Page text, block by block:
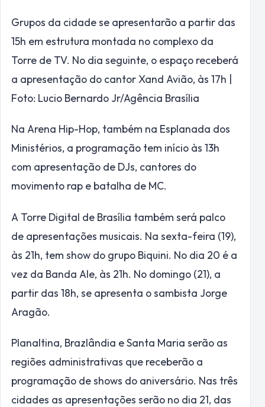
Grupos da cidade se apresentarão a partir das
15h em estrutura montada no complexo da
Torre de TV. No dia seguinte, o espaço receberá
a apresentação do cantor Xand Avião, às 17h |
Foto: Lucio Bernardo Jr/Agência Brasília
Na Arena Hip-Hop, também na Esplanada dos
Ministérios, a programação tem início às 13h
com apresentação de DJs, cantores do
movimento rap e batalha de MC.
A Torre Digital de Brasília também será palco
de apresentações musicais. Na sexta-feira (19),
às 21h, tem show do grupo Biquini. No dia 20 é a
vez da Banda Ale, às 21h. No domingo (21), a
partir das 18h, se apresenta o sambista Jorge
Aragão.
Planaltina, Brazlândia e Santa Maria serão as
regiões administrativas que receberão a
programação de shows do aniversário. Nas três
cidades as apresentações serão no dia 21, das